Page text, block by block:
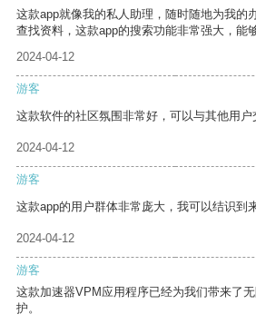
这款app就像我的私人助理，随时随地为我的
查找资料，这款app的搜索功能非常强大，能
2024-04-12
游客
这款软件的社区氛围非常好，可以与其他用户
2024-04-12
游客
这款app的用户群体非常庞大，我可以结识到
2024-04-12
游客
这款加速器VPM应用程序已经为我们带来了
护。